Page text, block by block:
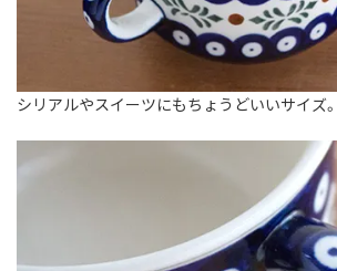
シリアルやスイーツにもちょうどいいサイズ。